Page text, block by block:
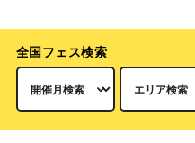
全国フェス検索